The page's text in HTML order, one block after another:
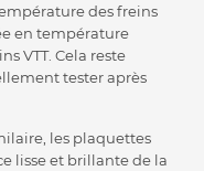
des freins
en température
VTT. Cela reste
tester après
les plaquettes
lisse et brillante de la